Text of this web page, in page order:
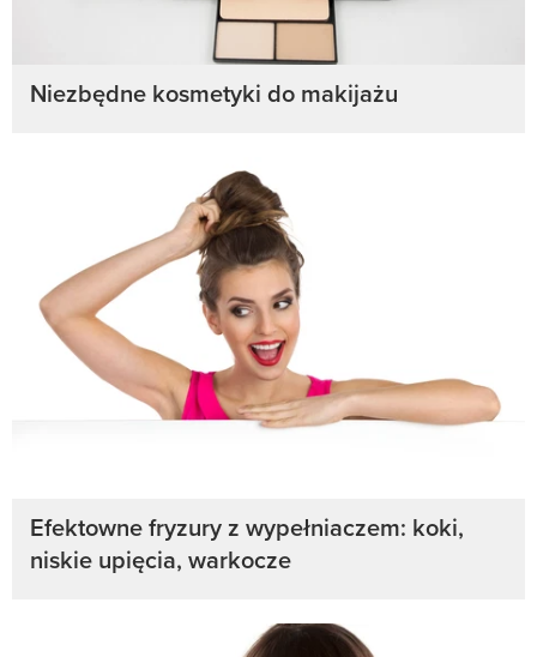
Niezbędne kosmetyki do makijażu
Efektowne fryzury z wypełniaczem: koki,
niskie upięcia, warkocze